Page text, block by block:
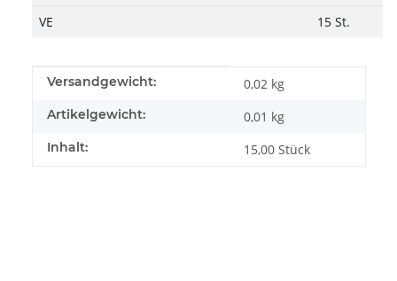
VE
15 St.
Produkteigenschaft
Wert
Versandgewicht: 0,02 kg
Artikelgewicht: 0,01 kg
Inhalt: 15,00 Stück